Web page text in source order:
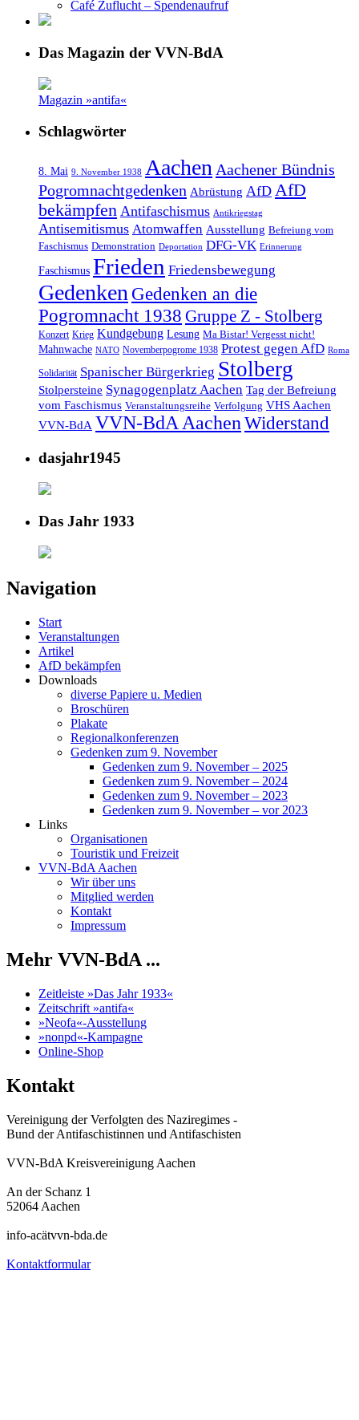
Café Zuflucht – Spendenaufruf
Das Magazin der VVN-BdA
Magazin »antifa«
Schlagwörter
8. Mai 9. November 1938 Aachen Aachener Bündnis
Pogromnachtgedenken Abrüstung AfD AfD
bekämpfen Antifaschismus Antikriegstag
Antisemitismus Atomwaffen Ausstellung Befreiung vom
Faschismus Demonstration Deportation DFG-VK Erinnerung
Faschismus Frieden Friedensbewegung
Gedenken Gedenken an die
Pogromnacht 1938 Gruppe Z - Stolberg
Konzert Krieg Kundgebung Lesung Ma Bistar! Vergesst nicht!
Mahnwache NATO Novemberpogrome 1938 Protest gegen AfD Roma
Solidarität Spanischer Bürgerkrieg Stolberg
Stolpersteine Synagogenplatz Aachen Tag der Befreiung
vom Faschismus Veranstaltungsreihe Verfolgung VHS Aachen
VVN-BdA VVN-BdA AachenWiderstand
dasjahr1945
Das Jahr 1933
Navigation
Start
Veranstaltungen
Artikel
AfD bekämpfen
Downloads
diverse Papiere u. Medien
Broschüren
Plakate
Regionalkonferenzen
Gedenken zum 9. November
Gedenken zum 9. November – 2025
Gedenken zum 9. November – 2024
Gedenken zum 9. November – 2023
Gedenken zum 9. November – vor 2023
Links
Organisationen
Touristik und Freizeit
VVN-BdA Aachen
Wir über uns
Mitglied werden
Kontakt
Impressum
Mehr VVN-BdA ...
Zeitleiste »Das Jahr 1933«
Zeitschrift »antifa«
»Neofa«-Ausstellung
»nonpd«-Kampagne
Online-Shop
Kontakt
Vereinigung der Verfolgten des Naziregimes -
Bund der Antifaschistinnen und Antifaschisten
VVN-BdA Kreisvereinigung Aachen
An der Schanz 1
52064 Aachen
info-acätvvn-bda.de
Kontaktformular